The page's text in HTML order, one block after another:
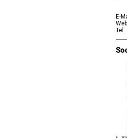
E-
Tel: